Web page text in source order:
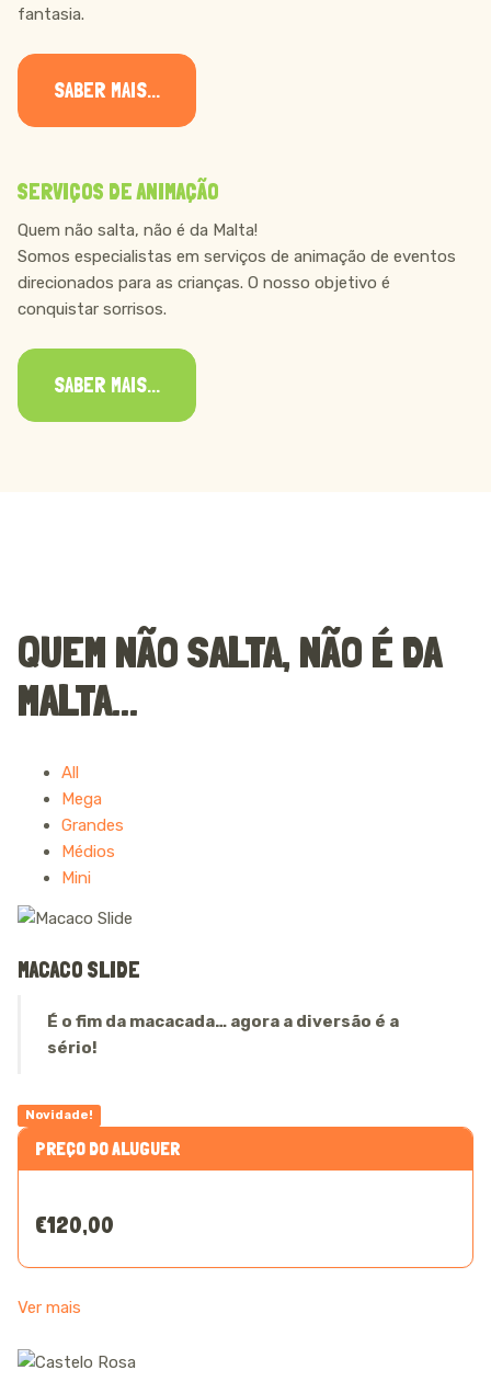
fantasia.
SABER MAIS...
SERVIÇOS DE ANIMAÇÃO
Quem não salta, não é da Malta!
Somos especialistas em serviços de animação de eventos
direcionados para as crianças. O nosso objetivo é
conquistar sorrisos.
SABER MAIS...
QUEM NÃO SALTA, NÃO É DA
MALTA...
All
Mega
Grandes
Médios
Mini
MACACO SLIDE
É o fim da macacada… agora a diversão é a
sério!
Novidade!
PREÇO DO ALUGUER
€120,00
Ver mais